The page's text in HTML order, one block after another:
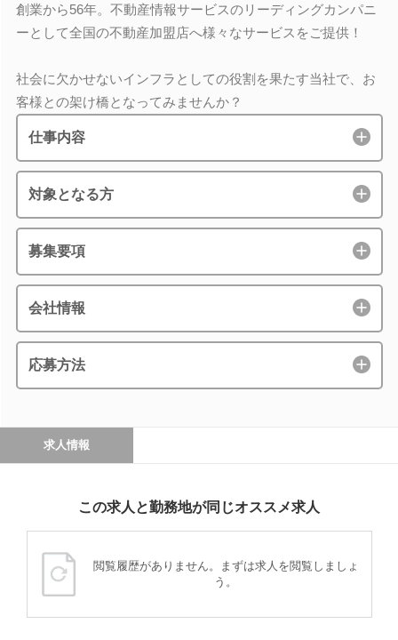
創業から56年。不動産情報サービスのリーディングカンパニ
ーとして全国の不動産加盟店へ様々なサービスをご提供！
社会に欠かせないインフラとしての役割を果たす当社で、お
客様との架け橋となってみませんか？
仕事内容
対象となる方
募集要項
会社情報
応募方法
求人情報
この求人と勤務地が同じオススメ求人
閲覧履歴がありません。まずは求人を閲覧しましょ
う。